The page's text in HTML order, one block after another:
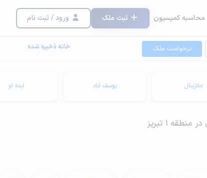
محاسبه کمیسیون ثبت ملک ورود / ثبت نام
درخواست ملک خانه ذخیره شده
ملازینال یوسف آباد ایده لو